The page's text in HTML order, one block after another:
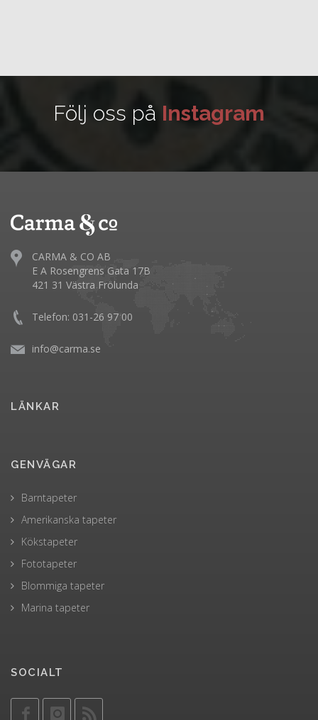
Följ oss på Instagram
CARMA & CO AB
E A Rosengrens Gata 17B
421 31 Västra Frölunda
Telefon: 031-26 97 00
info@carma.se
LÄNKAR
GENVÄGAR
Barntapeter
Amerikanska tapeter
Kökstapeter
Fototapeter
Blommiga tapeter
Marina tapeter
SOCIALT